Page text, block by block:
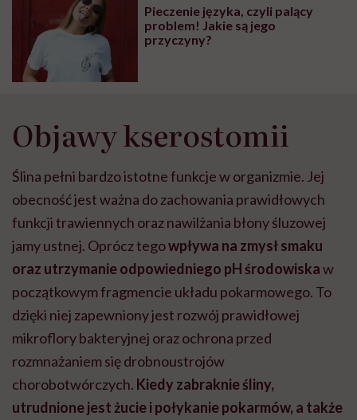
Pieczenie języka, czyli palący
problem! Jakie są jego
przyczyny?
Objawy kserostomii
Ślina pełni bardzo istotne funkcje w organizmie. Jej
obecność jest ważna do zachowania prawidłowych
funkcji trawiennych oraz nawilżania błony śluzowej
jamy ustnej. Oprócz tegowpływa na zmysł smaku
oraz utrzymanie odpowiedniego pH środowiskaw
początkowym fragmencie układu pokarmowego. To
dzięki niej zapewniony jest rozwój prawidłowej
mikroflory bakteryjnej oraz ochrona przed
rozmnażaniem się drobnoustrojów
chorobotwórczych. Kiedy zabraknie śliny,
utrudnione jest żucie i połykanie pokarmów, a także